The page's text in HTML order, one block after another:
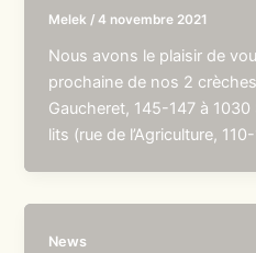
Melek /4 novembre 2021
Nous avons le plaisir de
prochaine de nos 2
Gaucheret, 145-147 à 1030
lits (rue de l’Agriculture,
News